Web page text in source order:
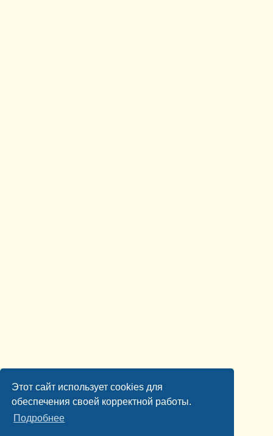
Этот сайт использует cookies для
обеспечения своей корректной работы.
Подробнее